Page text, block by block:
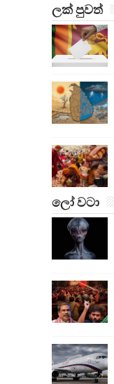
ලක් පුවත්
ලෝ වටා